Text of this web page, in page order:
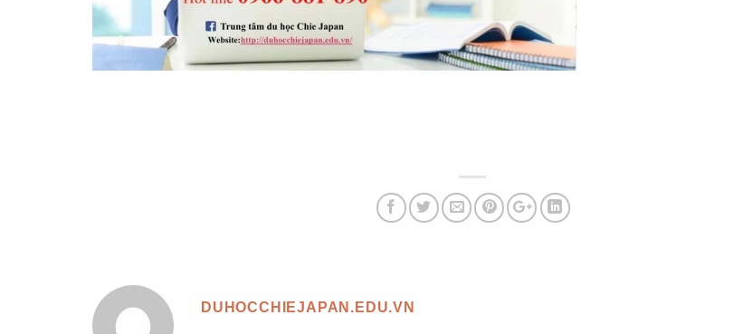
DUHOCCHIEJAPAN.EDU.VN